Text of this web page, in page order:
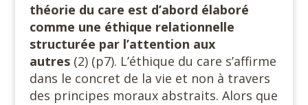
théorie du care est d’abord élaboré
comme une éthique relationnelle
structurée par l’attention aux
autres (2) (p7). L’éthique du care s’affirme
dans le concret de la vie et non à travers
des principes moraux abstraits. Alors que